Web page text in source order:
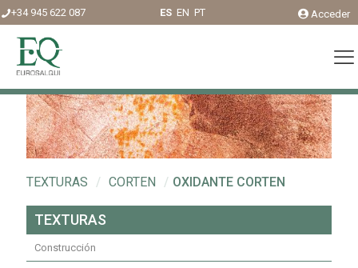
+34 945 622 087 ES EN PT Acceder
TEXTURAS / CORTEN / OXIDANTE CORTEN
TEXTURAS
Construcción